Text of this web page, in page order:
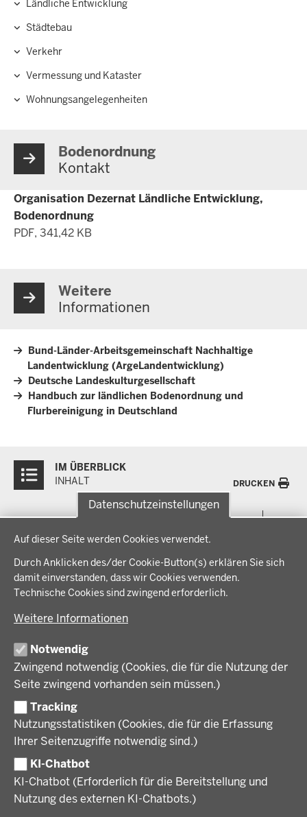
Datenschutzeinstellungen
Auf dieser Seite werden Cookies verwendet.
Durch Anklicken des/der Cookie-Button(s) erklären Sie sich
damit einverstanden, dass wir Cookies verwenden.
Technische Cookies sind zwingend erforderlich.
Weitere Informationen
Notwendig
Zwingend notwendig (Cookies, die für die Nutzung der
Seite zwingend vorhanden sein müssen.)
Tracking
Nutzungsstatistiken (Cookies, die für die Erfassung
Ihrer Seitenzugriffe notwendig sind.)
KI-Chatbot
KI-Chatbot (Erforderlich für die Bereitstellung und
Nutzung des externen KI-Chatbots.)
Ländliche Entwicklung
Städtebau
Verkehr
Vermessung und Kataster
Wohnungsangelegenheiten
Bodenordnung
Kontakt
Organisation Dezernat Ländliche Entwicklung,
Bodenordnung
PDF, 341,42 KB
Weitere
Informationen
Bund-Länder-Arbeitsgemeinschaft Nachhaltige
Landentwicklung (ArgeLandentwicklung)
Deutsche Landeskulturgesellschaft
Handbuch zur ländlichen Bodenordnung und
Flurbereinigung in Deutschland
Inhalte
IM ÜBERBLICK
INHALT
DRUCKEN
Menü
der
Fußzeile
THEMEN
Bauen, Planen und Verkehr
Bildung, Schule und Sport
Regionalplanung und Regionalrat
Wirtschaft, Kultur und Kommunales
IM FOKUS
Energiewende AG
Zusammenarbeit mit den Niederlanden
BEZIRKSREGIERUNG
Regierungsbezirk Münster
Geschichte und Gegenwart
Behördenleitung
Organisation
Förderlotsinnen und Förderlotsen
KARRIERE UND AUSBILDUNG
Stellenangebote
Ausbildung
Volljurist:in
Praktikum
Stellenangebote im Schulbereich
VERFAHREN UND BEKANNTMACHUNGEN
Amtsblatt
Verfahrensübersichten
PRESSE
Pressemitteilungen
Podcast
© 2026 Bezirksregierung Münster